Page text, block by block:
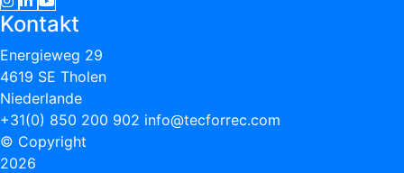
Kontakt
Energieweg 29
4619 SE Tholen
Niederlande
+31(0) 850 200 902 info@tecforrec.com
© Copyright
2026